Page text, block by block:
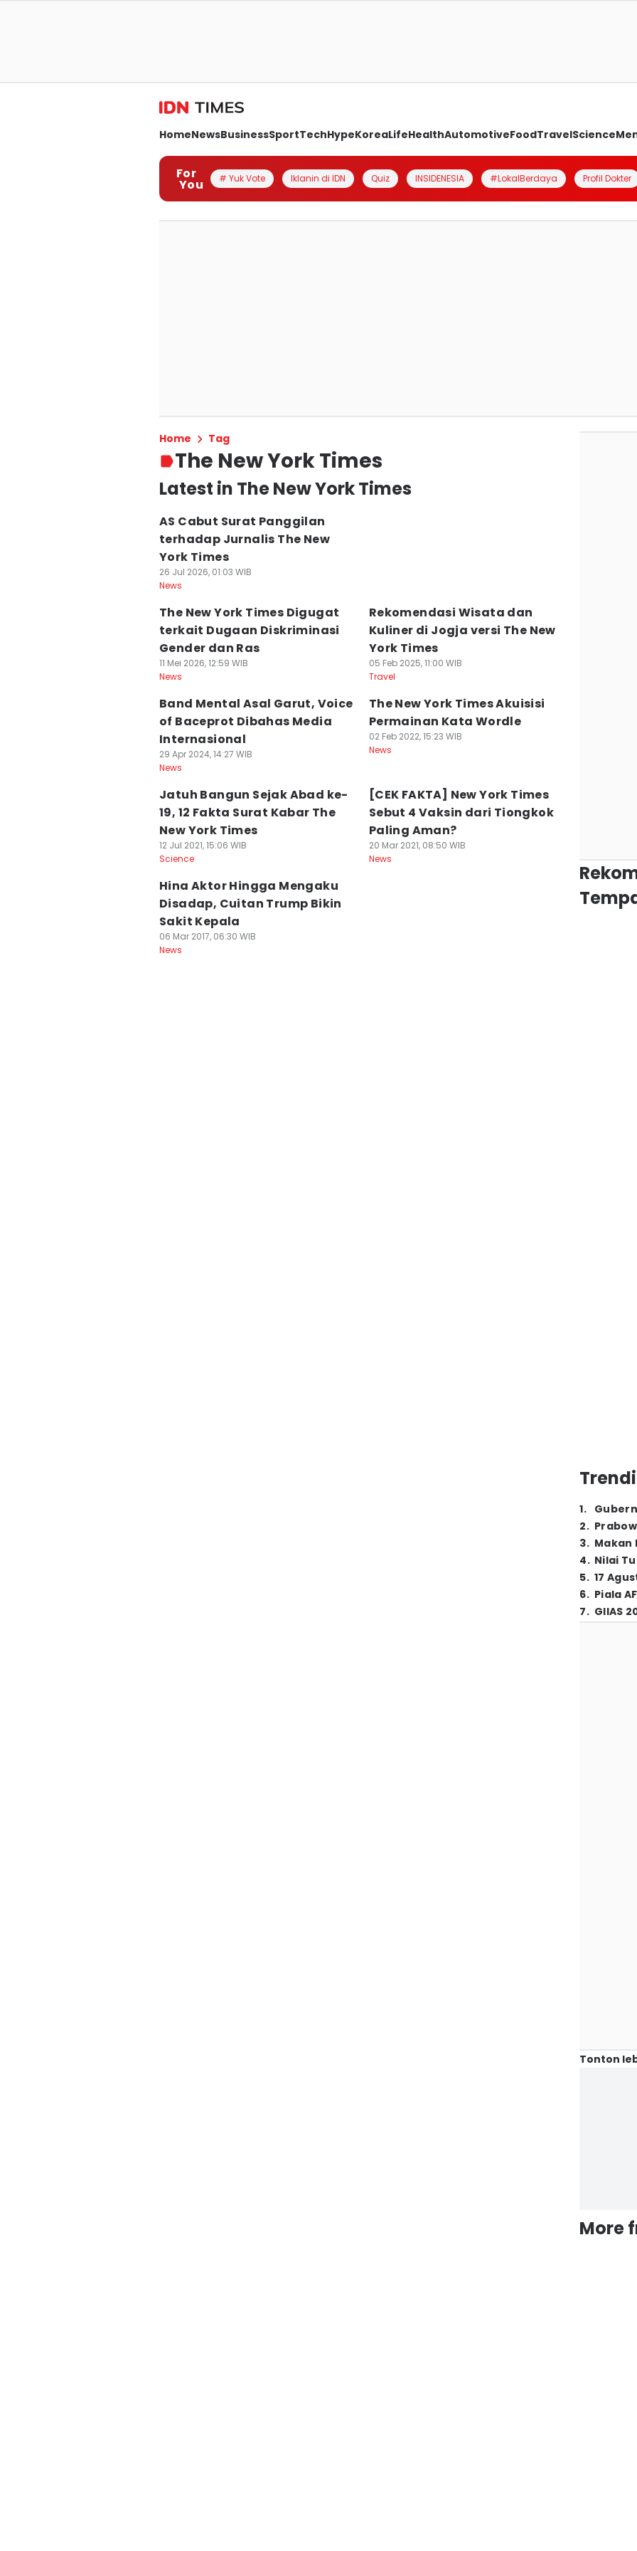
HomeNewsBusinessSportTechHypeKoreaLifeHealthAutomotiveFoodTravelScience
For
You # Yuk Vote Iklanin di IDN Quiz INSIDENESIA #LokalBerdaya Profil Dokter
Home Tag
The New York Times
Latest in The New York Times
AS Cabut Surat Panggilan
terhadap Jurnalis The New
York Times
26 Jul 2026, 01:03 WIB
News
The New York Times Digugat
terkait Dugaan Diskriminasi
Gender dan Ras
11 Mei 2026, 12:59 WIB
News
Rekomendasi Wisata dan
Kuliner di Jogja versi The New
York Times
05 Feb 2025, 11:00 WIB
Travel
Band Mental Asal Garut, Voice
of Baceprot Dibahas Media
Internasional
29 Apr 2024, 14:27 WIB
News
The New York Times Akuisisi
Permainan Kata Wordle
02 Feb 2022, 15:23 WIB
News
Jatuh Bangun Sejak Abad ke-
19, 12 Fakta Surat Kabar The
New York Times
12 Jul 2021, 15:06 WIB
Science
[CEK FAKTA] New York Times
Sebut 4 Vaksin dari Tiongkok
Paling Aman?
20 Mar 2021, 08:50 WIB
News
Hina Aktor Hingga Mengaku
Disadap, Cuitan Trump Bikin
Sakit Kepala
06 Mar 2017, 06:30 WIB
News
1.
2.
3. Makan
4. Nilai
5. 17
6. Piala
7. GIIAS
Tonton
More